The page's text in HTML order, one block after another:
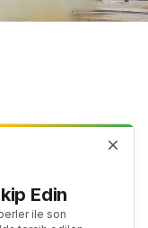
Edin
ile son